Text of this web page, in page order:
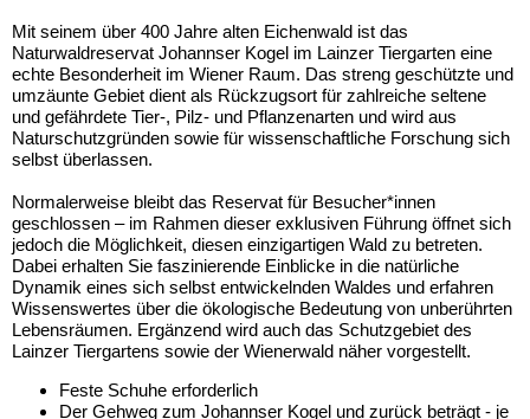
Mit seinem über 400 Jahre alten Eichenwald ist das
Naturwaldreservat Johannser Kogel im Lainzer Tiergarten eine
echte Besonderheit im Wiener Raum. Das streng geschützte und
umzäunte Gebiet dient als Rückzugsort für zahlreiche seltene
und gefährdete Tier-, Pilz- und Pflanzenarten und wird aus
Naturschutzgründen sowie für wissenschaftliche Forschung sich
selbst überlassen.
Normalerweise bleibt das Reservat für Besucher*innen
geschlossen – im Rahmen dieser exklusiven Führung öffnet sich
jedoch die Möglichkeit, diesen einzigartigen Wald zu betreten.
Dabei erhalten Sie faszinierende Einblicke in die natürliche
Dynamik eines sich selbst entwickelnden Waldes und erfahren
Wissenswertes über die ökologische Bedeutung von unberührten
Lebensräumen. Ergänzend wird auch das Schutzgebiet des
Lainzer Tiergartens sowie der Wienerwald näher vorgestellt.
Feste Schuhe erforderlich
Der Gehweg zum Johannser Kogel und zurück beträgt - je